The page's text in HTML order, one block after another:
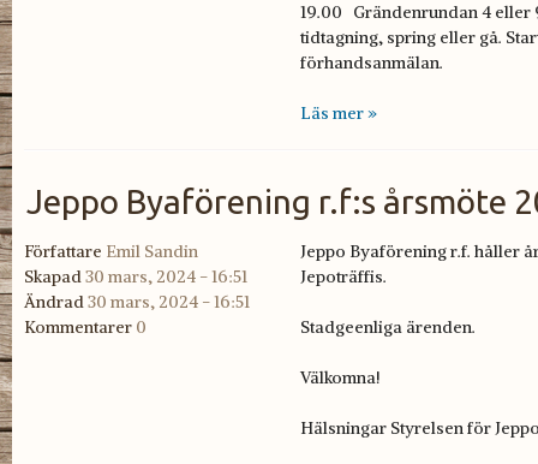
19.00 Grändenrundan 4 eller
tidtagning, spring eller gå.
förhandsanmälan.
Läs mer »
Jeppo Byaförening r.f:s årsmöte
Författare Emil Sandin
Skapad30 mars, 2024 - 16:51
Ändrad30 mars, 2024 - 16:51
Kommentarer 0
Jeppo Byaförening r.f. håller
Jepoträffis.
Stadgeenliga ärenden.
Välkomna!
Hälsningar Styrelsen för